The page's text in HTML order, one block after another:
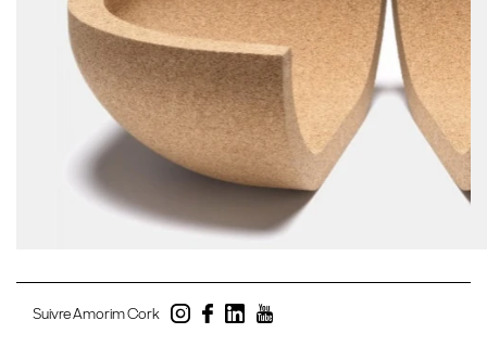
Suivre Amorim Cork